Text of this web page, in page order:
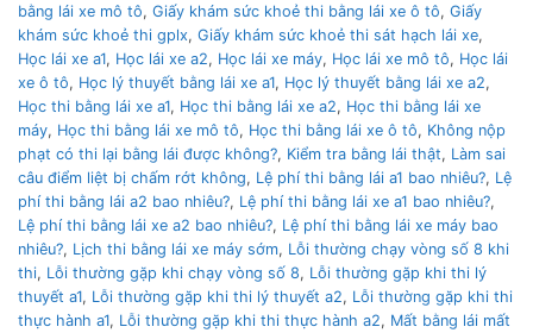
bằng lái xe mô tô, Giấy khám sức khoẻ thi bằng lái xe ô tô, Giấy
khám sức khoẻ thi gplx, Giấy khám sức khoẻ thi sát hạch lái xe,
Học lái xe a1, Học lái xe a2, Học lái xe máy, Học lái xe mô tô, Học lái
xe ô tô, Học lý thuyết bằng lái xe a1, Học lý thuyết bằng lái xe a2,
Học thi bằng lái xe a1, Học thi bằng lái xe a2, Học thi bằng lái xe
máy, Học thi bằng lái xe mô tô, Học thi bằng lái xe ô tô, Không nộp
phạt có thi lại bằng lái được không?, Kiểm tra bằng lái thật, Làm sai
câu điểm liệt bị chấm rớt không, Lệ phí thi bằng lái a1 bao nhiêu?, Lệ
phí thi bằng lái a2 bao nhiêu?, Lệ phí thi bằng lái xe a1 bao nhiêu?,
Lệ phí thi bằng lái xe a2 bao nhiêu?, Lệ phí thi bằng lái xe máy bao
nhiêu?, Lịch thi bằng lái xe máy sớm, Lỗi thường chạy vòng số 8 khi
thi, Lỗi thường gặp khi chạy vòng số 8, Lỗi thường gặp khi thi lý
thuyết a1, Lỗi thường gặp khi thi lý thuyết a2, Lỗi thường gặp khi thi
thực hành a1, Lỗi thường gặp khi thi thực hành a2, Mất bằng lái mất